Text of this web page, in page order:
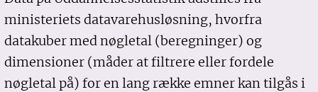
ministeriets datavarehusløsning, hvorfra
datakuber med nøgletal (beregninger) og
dimensioner (måder at filtrere eller fordele
nøgletal på) for en lang række emner kan tilgås i